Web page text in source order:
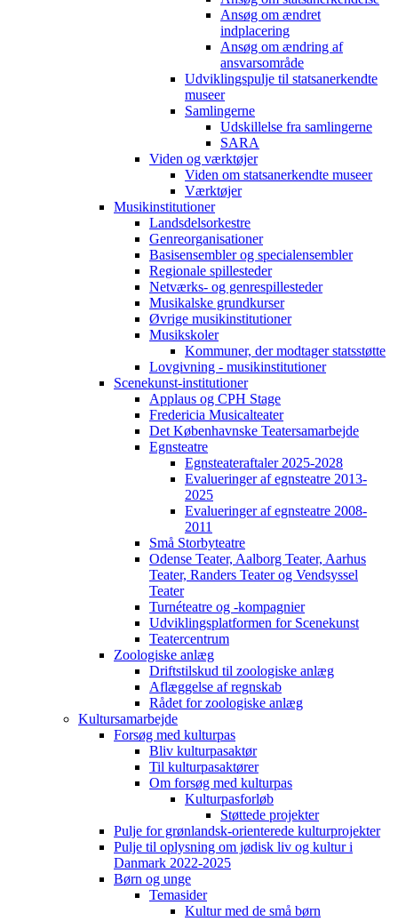
Ansøg om ændret
indplacering
Ansøg om ændring af
ansvarsområde
Udviklingspulje til statsanerkendte
museer
Samlingerne
Udskillelse fra samlingerne
SARA
Viden og værktøjer
Viden om statsanerkendte museer
Værktøjer
Musikinstitutioner
Landsdelsorkestre
Genreorganisationer
Basisensembler og specialensembler
Regionale spillesteder
Netværks- og genrespillesteder
Musikalske grundkurser
Øvrige musikinstitutioner
Musikskoler
Kommuner, der modtager statsstøtte
Lovgivning - musikinstitutioner
Scenekunst-institutioner
Applaus og CPH Stage
Fredericia Musicalteater
Det Københavnske Teatersamarbejde
Egnsteatre
Egnsteateraftaler 2025-2028
Evalueringer af egnsteatre 2013-
2025
Evalueringer af egnsteatre 2008-
2011
Små Storbyteatre
Odense Teater, Aalborg Teater, Aarhus
Teater, Randers Teater og Vendsyssel
Teater
Turnéteatre og -kompagnier
Udviklingsplatformen for Scenekunst
Teatercentrum
Zoologiske anlæg
Driftstilskud til zoologiske anlæg
Aflæggelse af regnskab
Rådet for zoologiske anlæg
Kultursamarbejde
Forsøg med kulturpas
Bliv kulturpasaktør
Til kulturpasaktører
Om forsøg med kulturpas
Kulturpasforløb
Støttede projekter
Pulje for grønlandsk-orienterede kulturprojekter
Pulje til oplysning om jødisk liv og kultur i
Danmark 2022-2025
Børn og unge
Temasider
Kultur med de små børn